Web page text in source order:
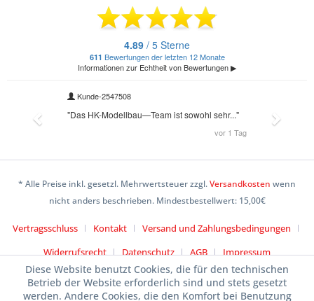
* Alle Preise inkl. gesetzl. Mehrwertsteuer zzgl.Versandkosten wenn
nicht anders beschrieben. Mindestbestellwert: 15,00€
Vertragsschluss Kontakt
Versand und Zahlungsbedingungen
Widerrufsrecht
Datenschutz AGB Impressum
Diese Website benutzt Cookies, die für den technischen
Betrieb der Website erforderlich sind und stets gesetzt
werden. Andere Cookies, die den Komfort bei Benutzung